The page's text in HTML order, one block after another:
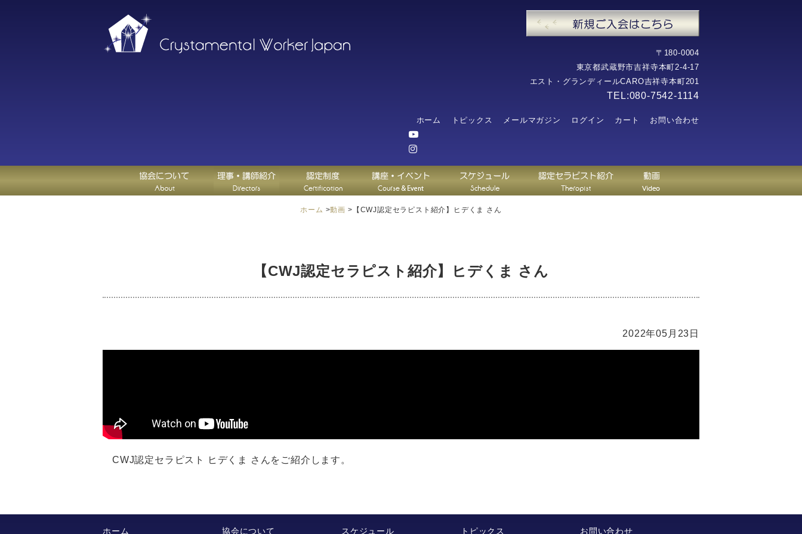
〒180-0004
東京都武蔵野市吉祥寺本町2-4-17
エスト・グランディールCARO吉祥寺本町201
TEL:080-7542-1114
ホーム トピックス メールマガジン ログイン カート お問い合わせ
ホーム >動画 > 【CWJ認定セラピスト紹介】ヒデくま さん
【CWJ認定セラピスト紹介】ヒデくま さん
2022年05月23日
CWJ認定セラピスト ヒデくま さんをご紹介します。
ホーム 協会について スケジュール トピックス お問い合わせ